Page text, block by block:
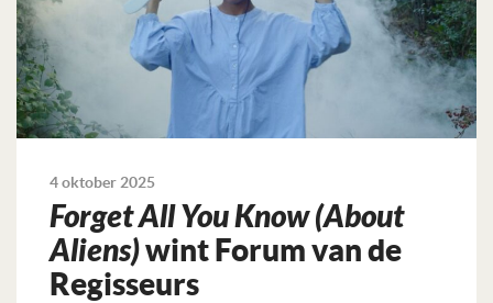
4 oktober 2025
Forget All You Know (About
Aliens)wint Forum van de
Regisseurs